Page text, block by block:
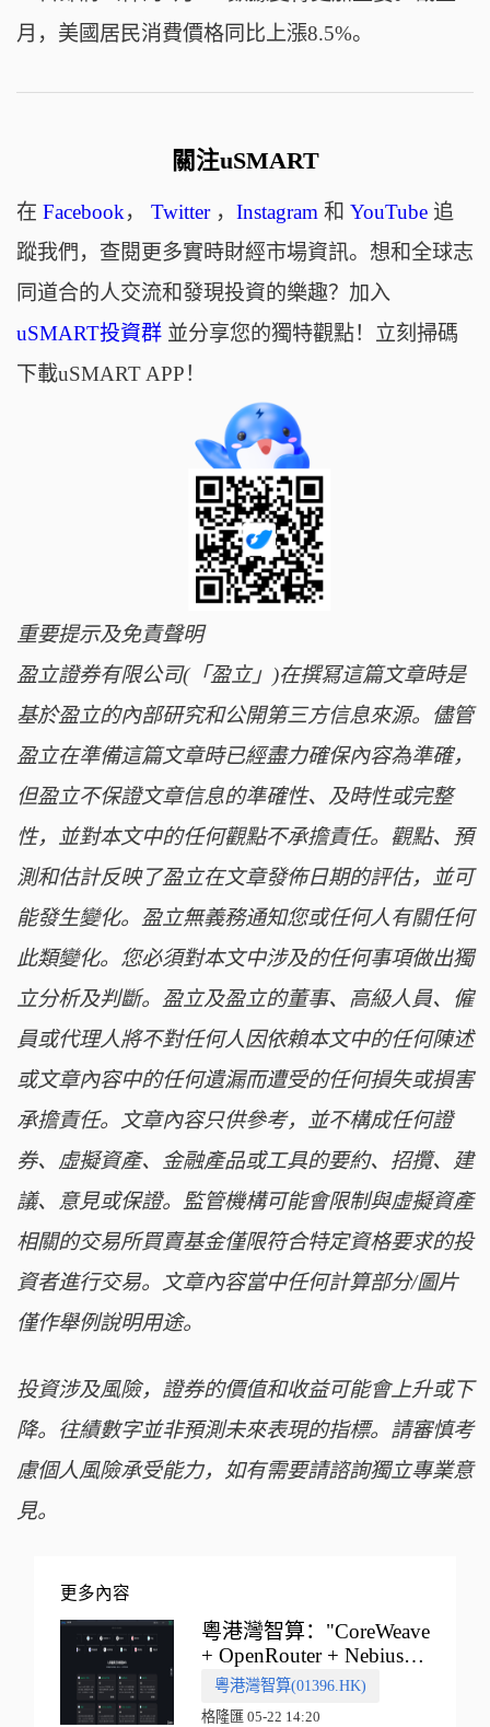
月，美國居民消費價格同比上漲8.5%。
關注uSMART
在 Facebook， Twitter， Instagram和 YouTube追
蹤我們，查閱更多實時財經市場資訊。想和全球志
同道合的人交流和發現投資的樂趣？加入
uSMART投資群並分享您的獨特觀點！立刻掃碼
下載uSMART APP！
重要提示及免責聲明
盈立證券有限公司(「盈立」)在撰冩這篇文章時是
基於盈立的內部研究和公開第三方信息來源。儘管
盈立在準備這篇文章時已經盡力確保內容為準確，
但盈立不保證文章信息的準確性、及時性或完整
性，並對本文中的任何觀點不承擔責任。觀點、預
測和估計反映了盈立在文章發佈日期的評估，並可
能發生變化。盈立無義務通知您或任何人有關任何
此類變化。您必須對本文中涉及的任何事項做出獨
立分析及判斷。盈立及盈立的董事、高級人員、僱
員或代理人將不對任何人因依賴本文中的任何陳述
或文章內容中的任何遺漏而遭受的任何損失或損害
承擔責任。文章內容只供參考，並不構成任何證
券、虛擬資產、金融產品或工具的要約、招攬、建
議、意見或保證。監管機構可能會限制與虛擬資產
相關的交易所買賣基金僅限符合特定資格要求的投
資者進行交易。文章內容當中任何計算部分/圖片
僅作舉例說明用途。
投資涉及風險，證券的價值和收益可能會上升或下
降。往績數字並非預測未來表現的指標。請審慎考
慮個人風險承受能力，如有需要請諮詢獨立專業意
見。
更多內容
粵港灣智算："CoreWeave
+ OpenRouter + Nebius"
多向融合的中國智算新範
式
粵港灣智算(01396.HK)
格隆匯 05-22 14:20